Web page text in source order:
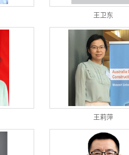
王卫东
王莉萍